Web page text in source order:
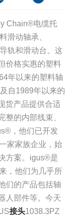
Chain®电缆托
滑动轴承、
轨和滑动台。这
价格实惠的塑料
年以来的塑料轴
自1989年以来的
货产品提供合适
整的内部线束、
，他们已开发
家家族企业，始
方案。igus®是
，他们为几乎所
们的产品包括轴
人部件等。今天
接头1038.3PZ